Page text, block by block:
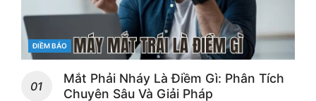
CATEGORIES
ĐIỀM BÁO
Mắt Phải Nháy Là Điềm Gì: Phân Tích
Chuyên Sâu Và Giải Pháp